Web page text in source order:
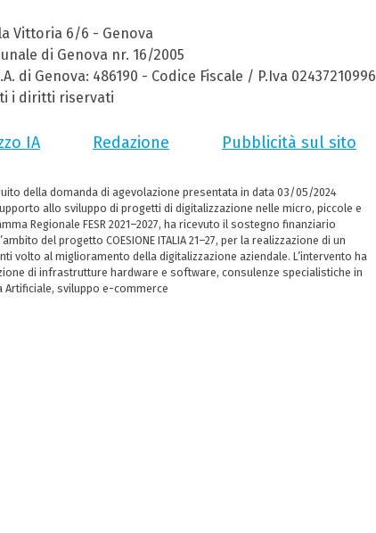
Vittoria 6/6 - Genova
di Genova nr. 16/2005
di Genova: 486190 - Codice Fiscale / P.Iva 02437210996
i diritti riservati
IA Redazione Pubblicità sul sito
della domanda di agevolazione presentata in data 03/05/2024
allo sviluppo di progetti di digitalizzazione nelle micro, piccole e
Regionale FESR 2021–2027, ha ricevuto il sostegno finanziario
del progetto COESIONE ITALIA 21–27, per la realizzazione di un
volto al miglioramento della digitalizzazione aziendale. L’intervento ha
di infrastrutture hardware e software, consulenze specialistiche in
Artificiale, sviluppo e-commerce